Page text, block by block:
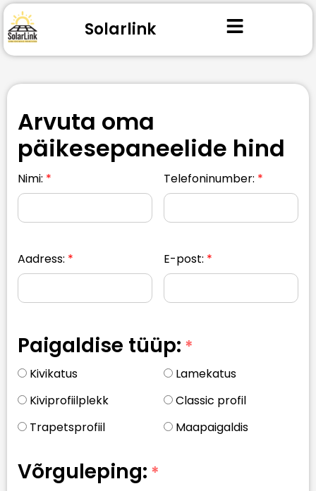
Solarlink
Arvuta oma
päikesepaneelide hind
Nimi: Telefoninumber:
Aadress: E-post:
Paigaldise tüüp:
Kivikatus
Lamekatus
Kiviprofiilplekk
Classic profil
Trapetsprofiil
Maapaigaldis
Võrguleping: